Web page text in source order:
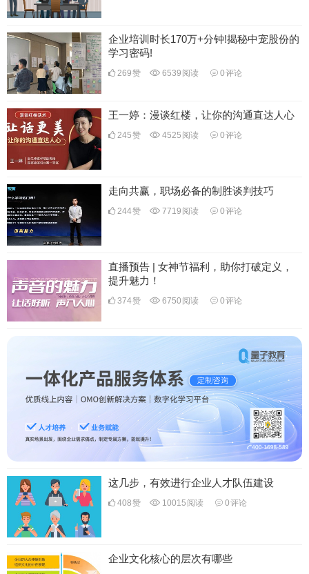
企业培训时长170万+分钟!揭秘中宠股份的
学习密码!
269赞 6539 阅读 0评论
王一婷：漫谈红楼，让你的沟通直达人心
245赞 4525 阅读 0评论
走向共赢，职场必备的制胜谈判技巧
244赞 7719 阅读 0评论
直播预告 | 女神节福利，助你打破定义，
提升魅力！
374赞 6750 阅读 0评论
这几步，有效进行企业人才队伍建设
408赞 10015 阅读 0评论
企业文化核心的层次有哪些